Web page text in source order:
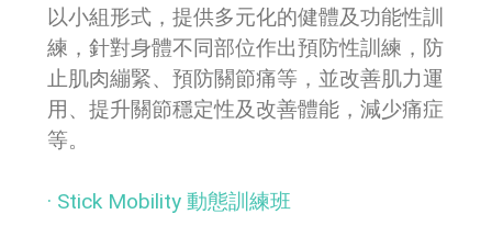
以小組形式，提供多元化的健體及功能性訓
練，針對身體不同部位作出預防性訓練，防
止肌肉繃緊、預防關節痛等，並改善肌力運
用、提升關節穩定性及改善體能，減少痛症
等。
· Stick Mobility 動態訓練班